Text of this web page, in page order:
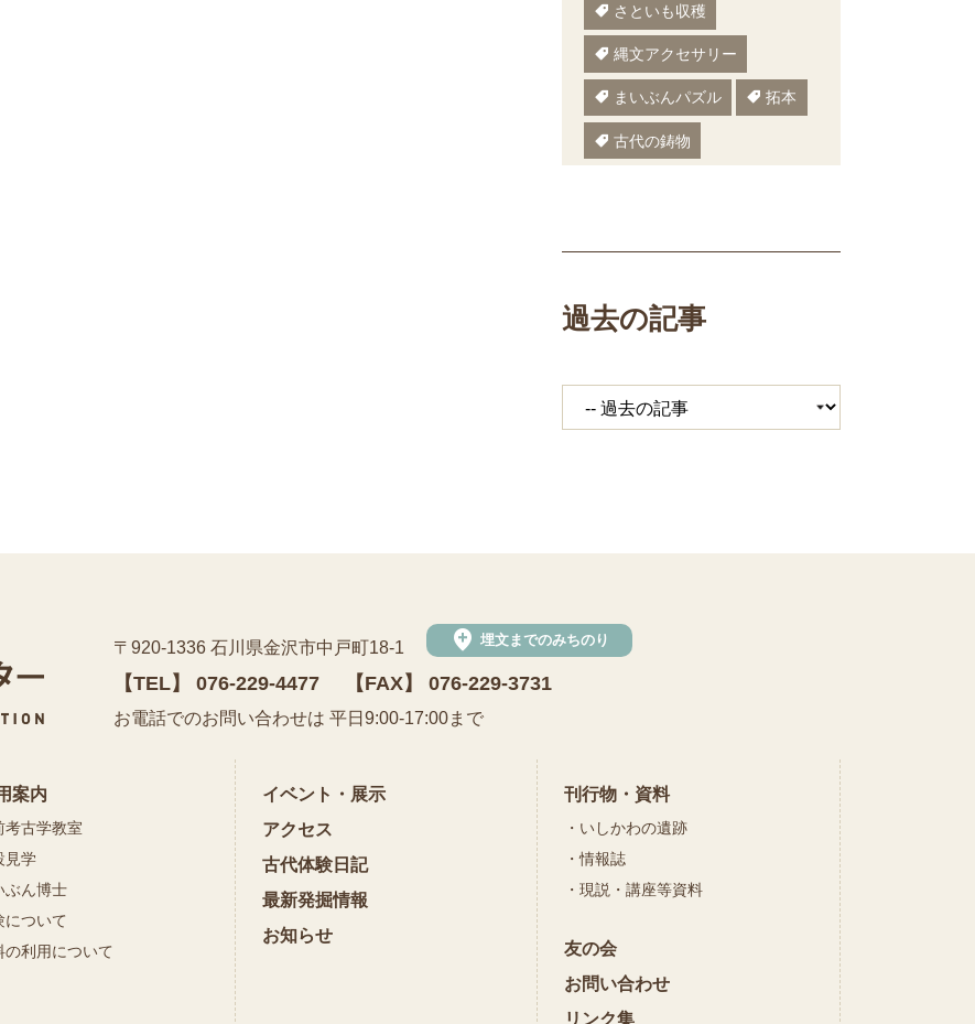
さといも収穫
縄文アクセサリー
まいぶんパズル 拓本
古代の鋳物
縄文鍋 いしかわ埋文
体験工房
田植え
双耳瓶
勾玉
弥生の布づくり
過去の記事
公益財団法人 石川県埋蔵文化財センター
〒920-1336 石川県金沢市中戸町18-1 add_location 埋文までのみちのり
【TEL】 076-229-4477 【FAX】 076-229-3731
お電話でのお問い合わせは 平日9:00-17:00まで
案内
考古学教室
見学
ぶん博士
について
の利用について
イベント・展示
アクセス
古代体験日記
最新発掘情報
お知らせ
刊行物・資料
いしかわの遺跡
情報誌
現説・講座等資料
友の会
お問い合わせ
リンク集